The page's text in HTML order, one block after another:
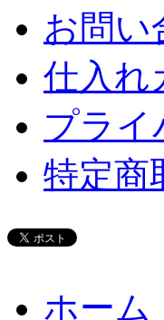
お問い
仕入れ
プライ
特定商
ホーム